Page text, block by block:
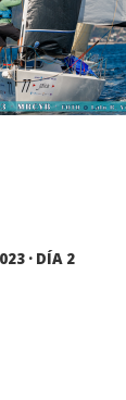
· DÍA 2